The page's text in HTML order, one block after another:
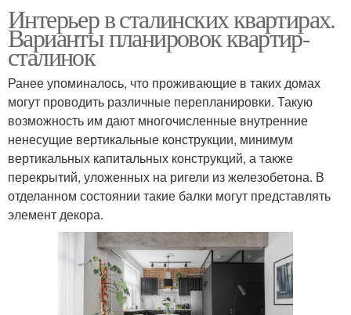
Интерьер в сталинских квартирах.
Варианты планировок квартир-
сталинок
Ранее упоминалось, что проживающие в таких домах
могут проводить различные перепланировки. Такую
возможность им дают многочисленные внутренние
ненесущие вертикальные конструкции, минимум
вертикальных капитальных конструкций, а также
перекрытий, уложенных на ригели из железобетона. В
отделанном состоянии такие балки могут представлять
элемент декора.